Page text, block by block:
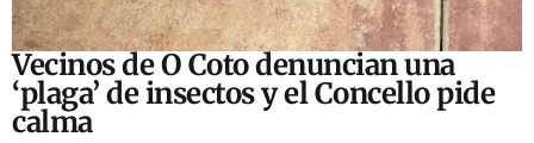
Vecinos de O Coto denuncian una
‘plaga’ de insectos y el Concello pide
calma